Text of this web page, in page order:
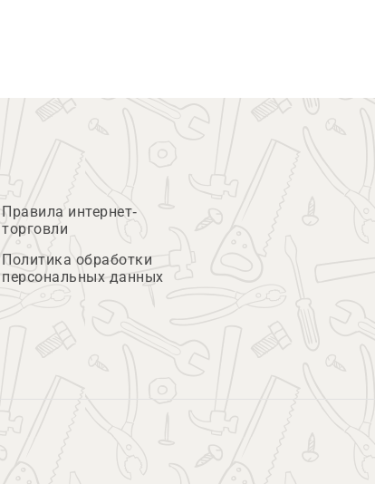
Правила интернет-
торговли
Политика обработки
персональных данных